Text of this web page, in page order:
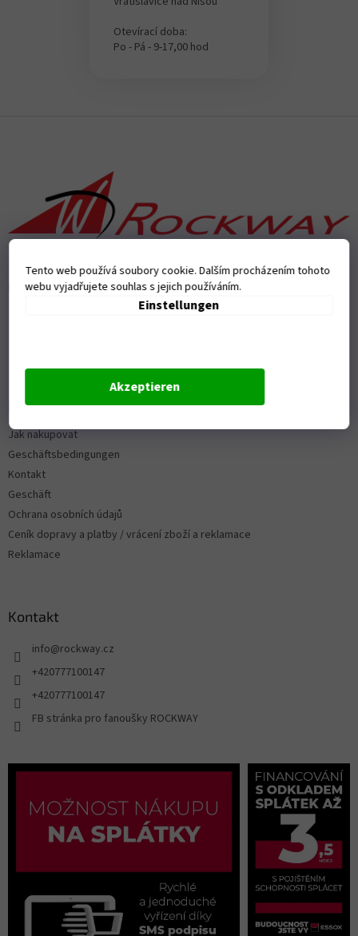
Tento web používá soubory cookie. Dalším procházením tohoto
webu vyjadřujete souhlas s jejich používáním.
Einstellungen
Akzeptieren
e
Otevírací doba:
Po - Pá - 9-17,00 hod
Přijímáme online platby
Informace pro vás
Jak nakupovat
Geschäftsbedingungen
Kontakt
Geschäft
Ochrana osobních údajů
Ceník dopravy a platby / vrácení zboží a reklamace
Reklamace
Kontakt
info@rockway.cz
+420777100147
+420777100147
FB stránka pro fanoušky ROCKWAY